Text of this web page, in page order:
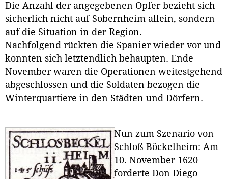
Die Anzahl der angegebenen Opfer bezieht sich
sicherlich nicht auf Sobernheim allein, sondern
auf die Situation in der Region.
Nachfolgend rückten die Spanier wieder vor und
konnten sich letztendlich behaupten. Ende
November waren die Operationen weitestgehend
abgeschlossen und die Soldaten bezogen die
Winterquartiere in den Städten und Dörfern.
Nun zum Szenario von
Schloß Böckelheim: Am
10. November 1620
forderte Don Diego